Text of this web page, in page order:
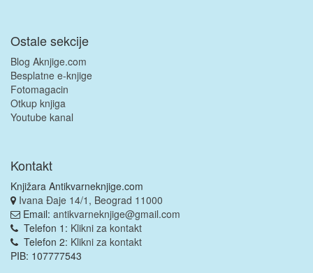
Ostale sekcije
Blog Aknjige.com
Besplatne e-knjige
Fotomagacin
Otkup knjiga
Youtube kanal
Kontakt
Knjižara Antikvarneknjige.com
Ivana Đaje 14/1, Beograd 11000
Email: antikvarneknjige@gmail.com
Telefon 1: Klikni za kontakt
Telefon 2: Klikni za kontakt
PIB: 107777543